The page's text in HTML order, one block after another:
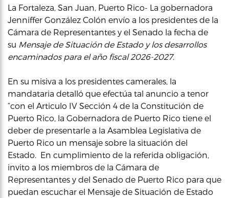
La Fortaleza, San Juan, Puerto Rico- La gobernadora
Jenniffer González Colón envío a los presidentes de la
Cámara de Representantes y el Senado la fecha de
su Mensaje de Situación de Estado y los desarrollos
encaminados para el año fiscal 2026-2027.
En su misiva a los presidentes camerales, la
mandataria detalló que efectúa tal anuncio a tenor
“con el Articulo IV Sección 4 de la Constitución de
Puerto Rico, la Gobernadora de Puerto Rico tiene el
deber de presentarle a la Asamblea Legislativa de
Puerto Rico un mensaje sobre la situación del
Estado. En cumplimiento de la referida obligación,
invito a los miembros de la Cámara de
Representantes y del Senado de Puerto Rico para que
puedan escuchar el Mensaje de Situación de Estado